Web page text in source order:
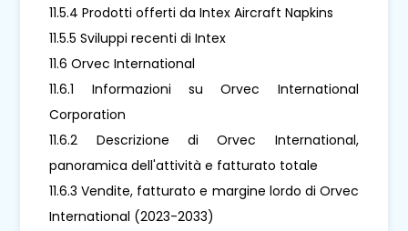
11.5.4 Prodotti offerti da Intex Aircraft Napkins
11.5.5 Sviluppi recenti di Intex
11.6 Orvec International
11.6.1 Informazioni su Orvec International
Corporation
11.6.2 Descrizione di Orvec International,
panoramica dell'attività e fatturato totale
11.6.3 Vendite, fatturato e margine lordo di Orvec
International (2023-2033)